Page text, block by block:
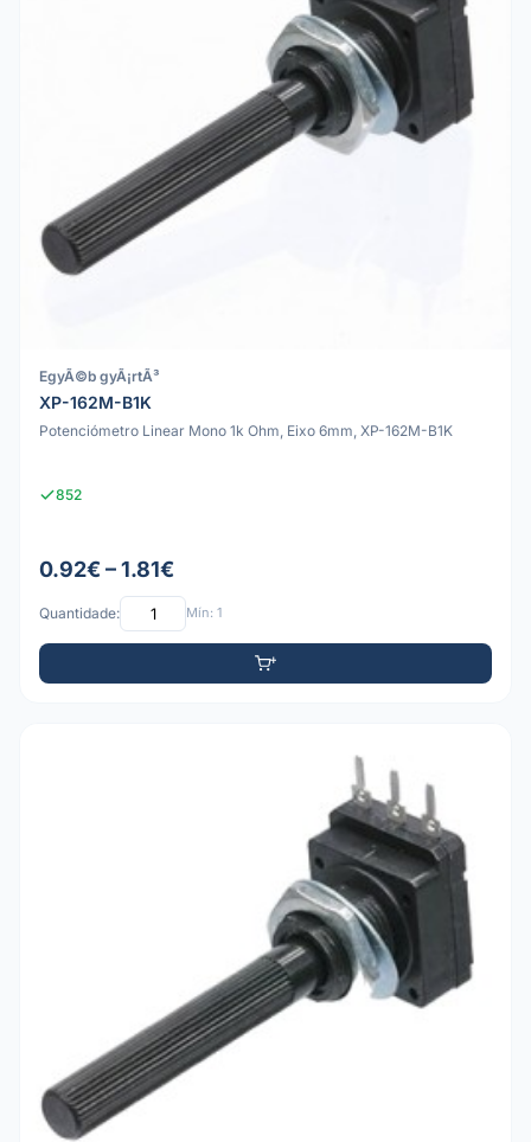
EgyÃ©b gyÃ¡rtÃ³
XP-162M-B1K
Potenciómetro Linear Mono 1k Ohm, Eixo 6mm, XP-162M-B1K
852
0.92€ – 1.81€
Quantidade: Mín: 1